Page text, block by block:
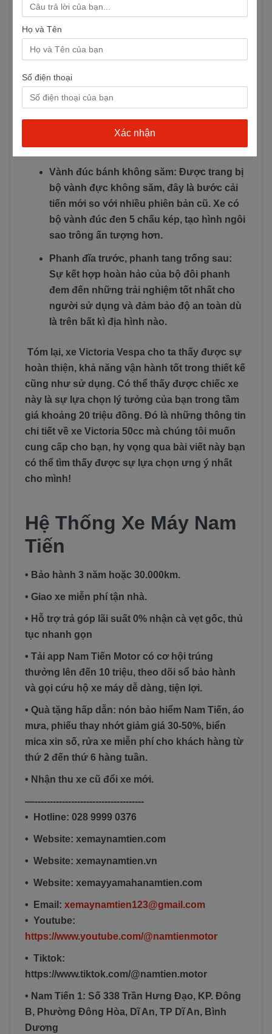
3. Về tính năng
người tiêu dùng quan tâm hàng đầu. Hiểu
được điều đó, hãng đã tối ưu lượng nhiên
liệu sử dụng, xe tiêu hao khoảng 1,6L
/100km.Đây là con số khá ấn tượng so với
các dòng xe tay ga 50cc khác
Vành đúc bánh không săm: Được trang bị
bộ vành đực không săm, đây là bước cải
tiến mới so với nhiều phiên bản cũ. Xe có
bộ vành đúc đen 5 chấu kép, tạo hình ngôi
sao trông ấn tượng hơn.
Phanh đĩa trước, phanh tang trống sau:
Sự kết hợp hoàn hảo của bộ đôi phanh
đem đến những trải nghiệm tốt nhất cho
người sử dụng và đảm bảo độ an toàn dù
là trên bất kì địa hình nào.
Tóm lại, xe Victoria Vespa cho ta thấy được sự
hoàn thiện, khả năng vận hành tốt trong thiết kế
cũng như sử dụng. Có thể thấy được chiếc xe
này là sự lựa chọn lý tưởng của bạn trong tầm
giá khoảng 20 triệu đồng. Đó là những thông tin
chi tiết về xe Victoria 50cc mà chúng tôi muốn
cung cấp cho bạn, hy vọng qua bài viết này bạn
có thể tìm thấy được sự lựa chọn ưng ý nhất
cho mình!
Hệ Thống Xe Máy Nam
Tiến
• Bảo hành 3 năm hoặc 30.000km.
• Giao xe miễn phí tận nhà.
• Hỗ trợ trả góp lãi suất 0% nhận cà vẹt gốc, thủ
tục nhanh gọn
• Tải app Nam Tiến Motor có cơ hội trúng
thưởng lên đến 10 triệu, theo dõi sổ bảo hành
và gọi cứu hộ xe máy dễ dàng, tiện lợi.
• Quà tặng hấp dẫn: nón bảo hiểm Nam Tiến, áo
mưa, phiếu thay nhớt giảm giá 30-50%, biển
mica xin số, rửa xe miễn phí cho khách hàng từ
thứ 2 đến thứ 6 hàng tuần.
• Nhận thu xe cũ đổi xe mới.
—------------------------------------
• Hotline: 028 9999 0376
• Website: xemaynamtien.com
• Website: xemaynamtien.vn
• Website: xemayyamahanamtien.com
• Email: xemaynamtien123@gmail.com
• Youtube:
https://www.youtube.com/@namtienmotor
• Tiktok:
https://www.tiktok.com/@namtien.motor
• Nam Tiến 1: Số 338 Trần Hưng Đạo, KP. Đông
B, Phường Đông Hòa, Dĩ An, TP Dĩ An, Bình
Dương
Họ và Tên
Số điện thoại